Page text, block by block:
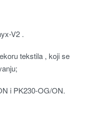
V2 .
tekstila , koji se
i PK230-OG/ON.